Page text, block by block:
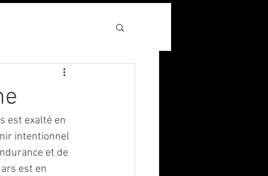
est exalté en
intentionnel
et de
est en